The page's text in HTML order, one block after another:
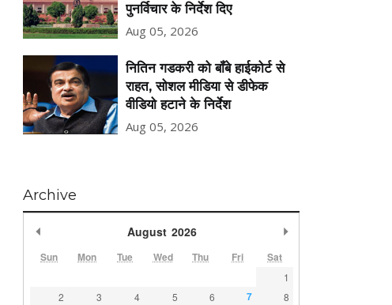
पुनर्विचार के निर्देश दिए
Aug 05, 2026
नितिन गडकरी को बॉंबे हाईकोर्ट से
राहत, सोशल मीडिया से डीफेक
वीडियो हटाने के निर्देश
Aug 05, 2026
Archive
August 2026
Sun Mon Tue Wed Thu Fri Sat
1
2
3 4 5 6 7
8